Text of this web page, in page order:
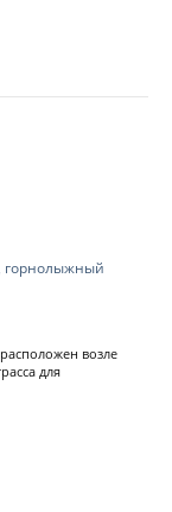
, горнолыжный
возле
для